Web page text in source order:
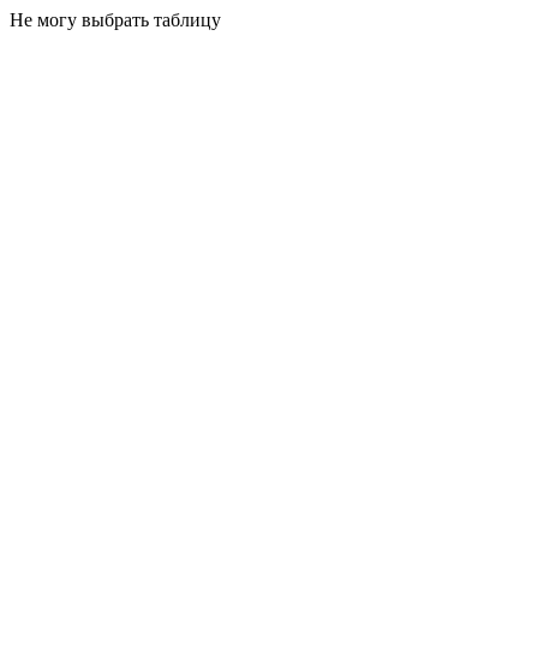
Не могу выбрать таблицу